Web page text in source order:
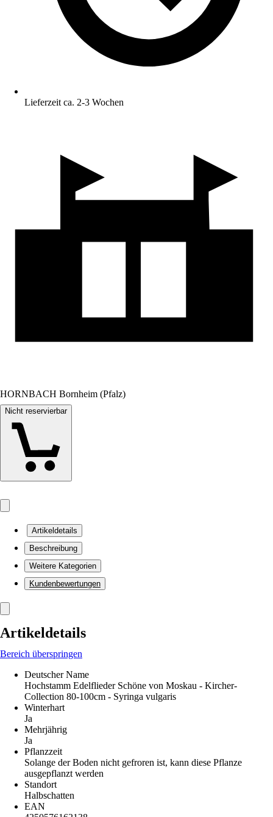
Lieferzeit ca. 2-3 Wochen
HORNBACH Bornheim (Pfalz)
Nicht reservierbar
Artikeldetails
Beschreibung
Weitere Kategorien
Kundenbewertungen
Artikeldetails
Bereich überspringen
Deutscher Name
Hochstamm Edelflieder Schöne von Moskau - Kircher-
Collection 80-100cm - Syringa vulgaris
Winterhart
Ja
Mehrjährig
Ja
Pflanzzeit
Solange der Boden nicht gefroren ist, kann diese Pflanze
ausgepflanzt werden
Standort
Halbschatten
EAN